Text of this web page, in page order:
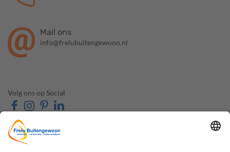
Mail ons
info@frelubuitengewoon.nl
Volg ons op Social
OVER FRELU
BUITENGEWOON